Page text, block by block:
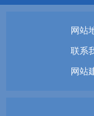
网站
联系
网站